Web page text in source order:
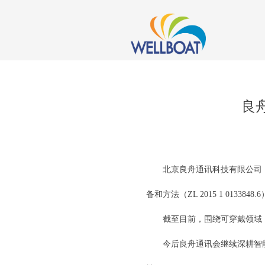
良
北京良舟通讯科技有限公
备和方法（ZL 2015 1 0133848.6
截至目前，围绕可穿戴领
今后良舟通讯会继续深耕